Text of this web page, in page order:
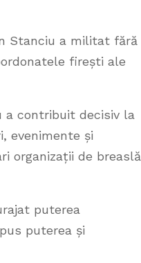
Stanciu a militat fără
firești ale
a contribuit decisiv la
evenimente și
organizații de breaslă
puterea
puterea și